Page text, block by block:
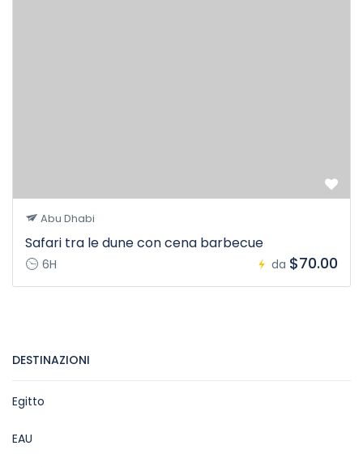
Abu Dhabi
Safari tra le dune con cena barbecue
6H da $70.00
DESTINAZIONI
Egitto
EAU